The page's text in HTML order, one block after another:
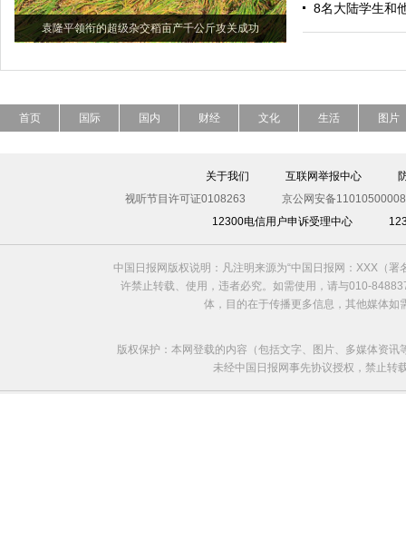
袁隆平领衔的超级杂交稻亩产千公斤攻关成功
8名大陆学生和
首页 国际 国内 财经 文化 生活 图片
关于我们 互联网举报中心
视听节目许可证0108263
京公网安备
12300电信用户申诉受理中心
中国日报网版权说明：凡注明来源为“中国日报网：XXX（
许禁止转载、使用，违者必究。如需使用，请与010-
体，目的在于传播更多信息，其他媒体
版权保护：本网登载的内容（包括文字、图片、多媒体资
未经中国日报网事先协议授权，禁止转